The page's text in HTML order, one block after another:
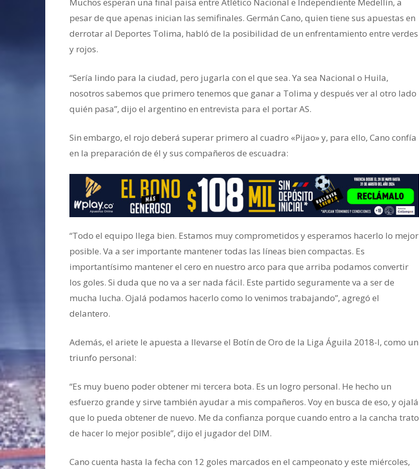
pesar de que apenas inician las semifinales. Germán Cano, quien tiene sus apuestas en
derrotar al Deportes Tolima, habló de la posibilidad de un enfrentamiento entre verdes
y rojos.
“Sería lindo para la ciudad, pero jugarla con el que sea. Ya sea Nacional o Huila,
nosotros sabemos que primero tenemos que ganar a Tolima y después ver al otro lado
quién pasa”, dijo el argentino en entrevista para el portar AS.
Sin embargo, el rojo deberá superar primero al cuadro «Pijao» y, para ello, Cano confía
en la preparación de él y sus compañeros de escuadra:
“Todo el equipo llega bien. Estamos muy comprometidos y esperamos hacerlo lo mejor
posible. Va a ser importante mantener todas las líneas bien compactas. Es
importantísimo mantener el cero en nuestro arco para que arriba podamos convertir
los goles. Si duda que no va a ser nada fácil. Este partido seguramente va a ser de
mucha lucha. Ojalá podamos hacerlo como lo venimos trabajando”, agregó el
delantero.
Además, el ariete le apuesta a llevarse el Botín de Oro de la Liga Águila 2018-I, como un
triunfo personal:
“Es muy bueno poder obtener mi tercera bota. Es un logro personal. He hecho un
esfuerzo grande y sirve también ayudar a mis compañeros. Voy en busca de eso, y ojalá
que lo pueda obtener de nuevo. Me da confianza porque cuando entro a la cancha trato
de hacer lo mejor posible”, dijo el jugador del DIM.
Cano cuenta hasta la fecha con 12 goles marcados en el campeonato y este miércoles,